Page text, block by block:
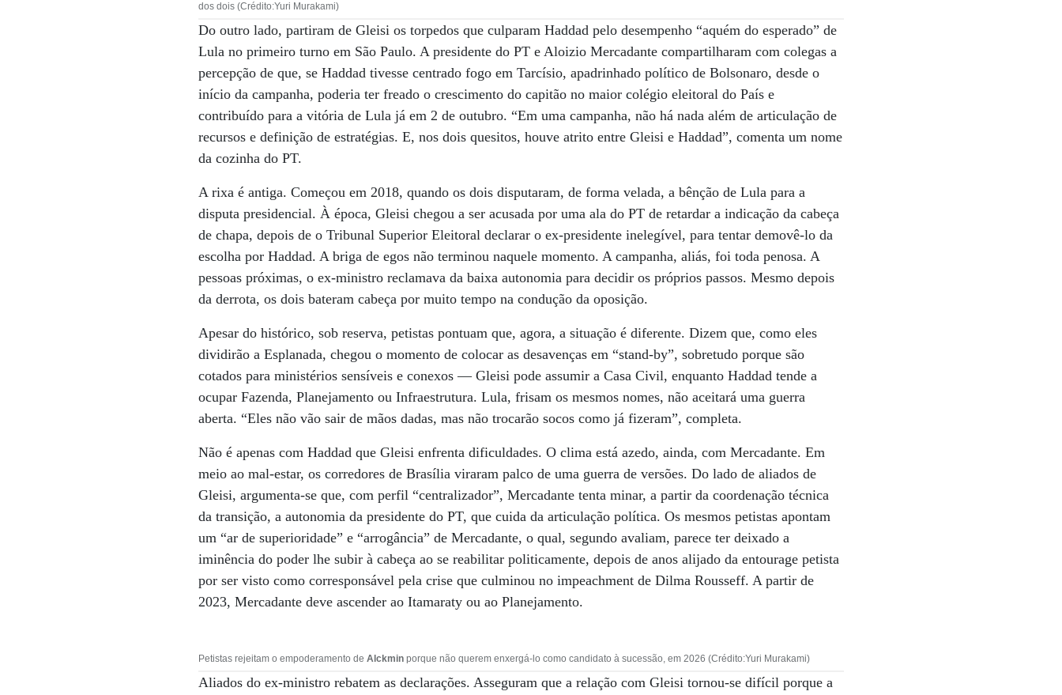
dos dois (Crédito:Yuri Murakami)
Do outro lado, partiram de Gleisi os torpedos que culparam Haddad pelo desempenho “aquém do esperado” de
Lula no primeiro turno em São Paulo. A presidente do PT e Aloizio Mercadante compartilharam com colegas a
percepção de que, se Haddad tivesse centrado fogo em Tarcísio, apadrinhado político de Bolsonaro, desde o
início da campanha, poderia ter freado o crescimento do capitão no maior colégio eleitoral do País e
contribuído para a vitória de Lula já em 2 de outubro. “Em uma campanha, não há nada além de articulação de
recursos e definição de estratégias. E, nos dois quesitos, houve atrito entre Gleisi e Haddad”, comenta um nome
da cozinha do PT.
A rixa é antiga. Começou em 2018, quando os dois disputaram, de forma velada, a bênção de Lula para a
disputa presidencial. À época, Gleisi chegou a ser acusada por uma ala do PT de retardar a indicação da cabeça
de chapa, depois de o Tribunal Superior Eleitoral declarar o ex-presidente inelegível, para tentar demovê-lo da
escolha por Haddad. A briga de egos não terminou naquele momento. A campanha, aliás, foi toda penosa. A
pessoas próximas, o ex-ministro reclamava da baixa autonomia para decidir os próprios passos. Mesmo depois
da derrota, os dois bateram cabeça por muito tempo na condução da oposição.
Apesar do histórico, sob reserva, petistas pontuam que, agora, a situação é diferente. Dizem que, como eles
dividirão a Esplanada, chegou o momento de colocar as desavenças em “stand-by”, sobretudo porque são
cotados para ministérios sensíveis e conexos — Gleisi pode assumir a Casa Civil, enquanto Haddad tende a
ocupar Fazenda, Planejamento ou Infraestrutura. Lula, frisam os mesmos nomes, não aceitará uma guerra
aberta. “Eles não vão sair de mãos dadas, mas não trocarão socos como já fizeram”, completa.
Não é apenas com Haddad que Gleisi enfrenta dificuldades. O clima está azedo, ainda, com Mercadante. Em
meio ao mal-estar, os corredores de Brasília viraram palco de uma guerra de versões. Do lado de aliados de
Gleisi, argumenta-se que, com perfil “centralizador”, Mercadante tenta minar, a partir da coordenação técnica
da transição, a autonomia da presidente do PT, que cuida da articulação política. Os mesmos petistas apontam
um “ar de superioridade” e “arrogância” de Mercadante, o qual, segundo avaliam, parece ter deixado a
iminência do poder lhe subir à cabeça ao se reabilitar politicamente, depois de anos alijado da entourage petista
por ser visto como corresponsável pela crise que culminou no impeachment de Dilma Rousseff. A partir de
2023, Mercadante deve ascender ao Itamaraty ou ao Planejamento.
Petistas rejeitam o empoderamento deAlckmin porque não querem enxergá-lo como candidato à sucessão, em 2026 (Crédito:Yuri Murakami)
Aliados do ex-ministro rebatem as declarações. Asseguram que a relação com Gleisi tornou-se difícil porque a